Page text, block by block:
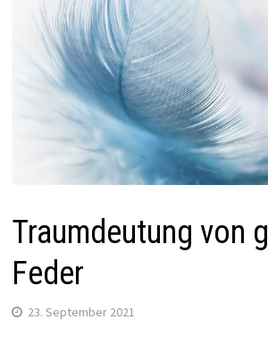
Traumdeutung von
Feder
23. September 2021